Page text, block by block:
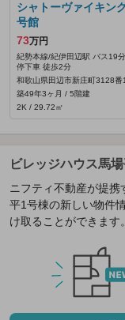
シャトーヴァイキン
号館
73万円
紀勢本線/紀伊田辺駅 バス19
停下車 徒歩2分
和歌山県田辺市新庄町3128番
築49年3ヶ月 / 5階建
2K / 29.72㎡
ビレッジハウス馬
ニフティ不動産が提
平1号棟の新しい物件
け取ることができます。